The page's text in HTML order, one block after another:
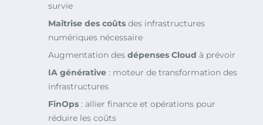
survie
Maîtrise des coûts des infrastructures
numériques nécessaire
Augmentation des dépenses Cloud à prévoir
IA générative : moteur de transformation des
infrastructures
FinOps : allier finance et opérations pour
réduire les coûts